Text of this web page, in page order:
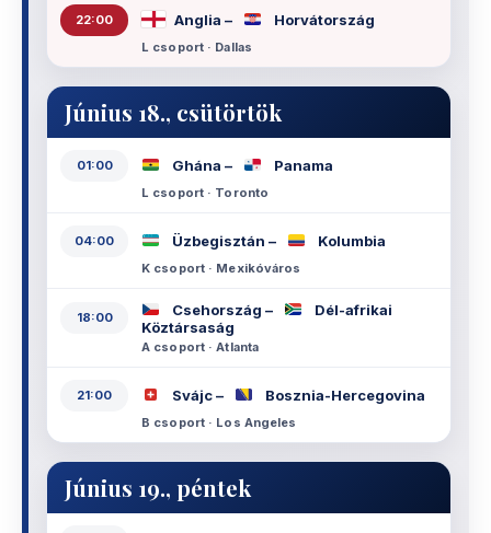
22:00 Anglia – Horvátország
L csoport · Dallas
Június 18., csütörtök
01:00 Ghána – Panama
L csoport · Toronto
04:00 Üzbegisztán – Kolumbia
K csoport · Mexikóváros
18:00 Csehország –
Dél-afrikai
Köztársaság
A csoport · Atlanta
21:00 Svájc – Bosznia-Hercegovina
B csoport · Los Angeles
Június 19., péntek